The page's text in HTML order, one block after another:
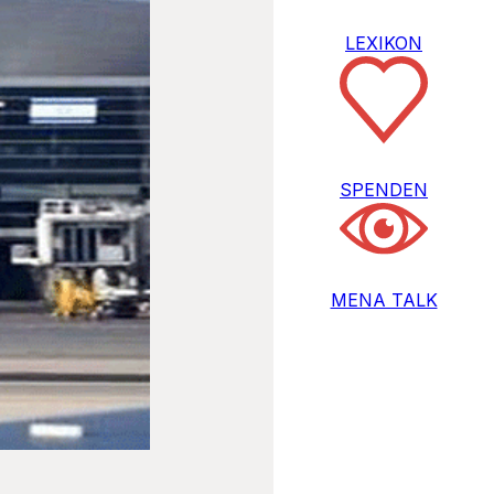
LEXIKON
SPENDEN
MENA TALK